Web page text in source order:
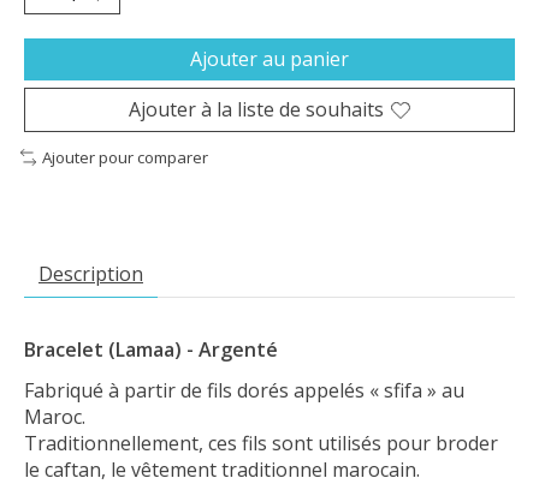
Ajouter au panier
Ajouter à la liste de souhaits
Ajouter pour comparer
Description
Bracelet (Lamaa) - Argenté
Fabriqué à partir de fils dorés appelés « sfifa » au
Maroc.
Traditionnellement, ces fils sont utilisés pour broder
le caftan, le vêtement traditionnel marocain.